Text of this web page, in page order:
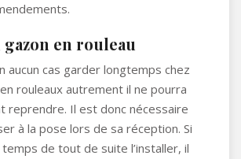
en rouleau
aucun cas garder longtemps chez
rouleaux autrement il ne pourra
reprendre. Il est donc nécessaire
à la pose lors de sa réception. Si
temps de tout de suite l’installer, il